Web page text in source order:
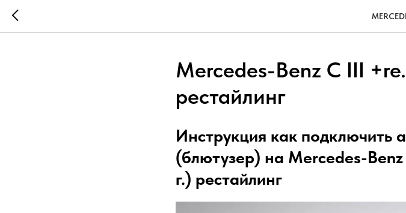
Mercedes-Benz C III
рестайлинг
Инструкция как подключить
(блютузер) на Mercedes-
г.) рестайлинг